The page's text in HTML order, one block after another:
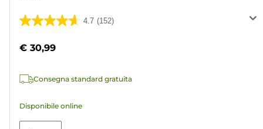
4.7 (152)
4.7
5
152
€ 30,99
Consegna standard gratuita
Disponibile online